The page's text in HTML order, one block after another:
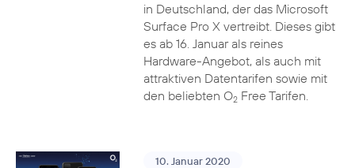
in Deutschland, der das Microsoft
Surface Pro X vertreibt. Dieses gibt
es ab 16. Januar als reines
Hardware-Angebot, als auch mit
attraktiven Datentarifen sowie mit
den beliebten O2Free Tarifen.
10. Januar 2020